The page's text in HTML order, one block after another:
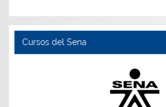
Cursos del Sena